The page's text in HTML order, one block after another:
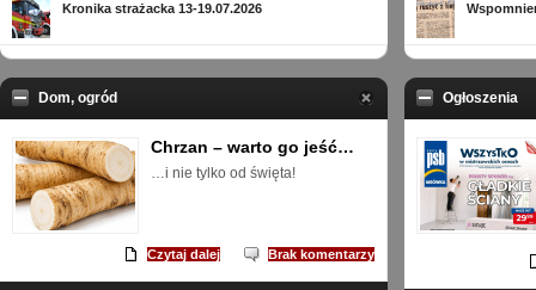
Kronika strażacka 13-19.07.2026
Dom, ogród
Chrzan – warto go jeść…
…i nie tylko od święta!
Czytaj dalej Brak komentarzy
Ogłoszenia